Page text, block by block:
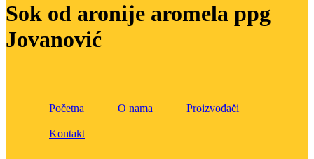
Sok od aronije aromela ppg
Jovanović
Početna O nama Proizvođači
Kontakt